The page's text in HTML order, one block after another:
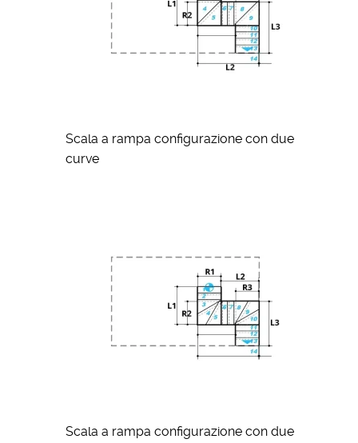
Scala a rampa configurazione con due
curve
Scala a rampa configurazione con due